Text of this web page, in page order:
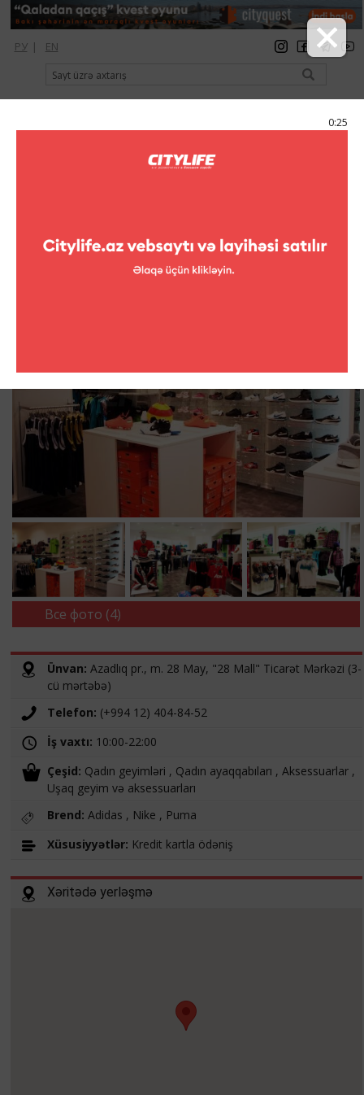
0:25
РУ | EN
qeydiyyat giriş Citylife Magazine
United colors of Benetton
Все фото (4)
Ünvan: Azadlıq pr., m. 28 May, "28 Mall" Ticarət Mərkəzi (3-
cü mərtəbə)
Telefon: (+994 12) 404-84-52
İş vaxtı: 10:00-22:00
Çeşid: Qadın geyimləri , Qadın ayaqqabıları , Aksessuarlar ,
Uşaq geyim və aksessuarları
Brend: Adidas , Nike , Puma
Xüsusiyyətlər: Kredit kartla ödəniş
Xəritədə yerləşmə